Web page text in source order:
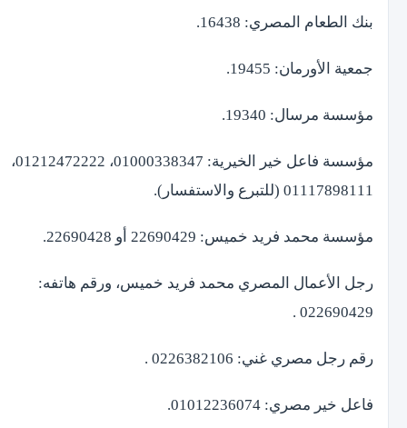
بنك الطعام المصري: 16438.
جمعية الأورمان: 19455.
مؤسسة مرسال: 19340.
مؤسسة فاعل خير الخيرية: 01000338347، 01212472222،
01117898111 (للتبرع والاستفسار).
مؤسسة محمد فريد خميس: 22690429 أو 22690428.
رجل الأعمال المصري محمد فريد خميس، ورقم هاتفه:
022690429 .
رقم رجل مصري غني: 0226382106 .
فاعل خير مصري: 01012236074.